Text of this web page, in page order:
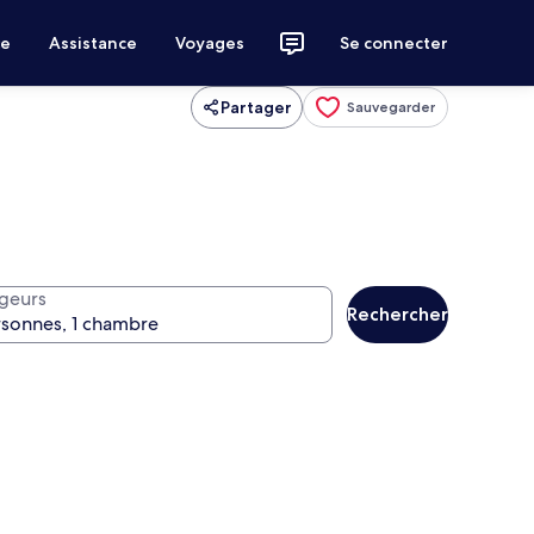
Assistance Voyages Se connecter
Partager Sauvegarder
Rechercher